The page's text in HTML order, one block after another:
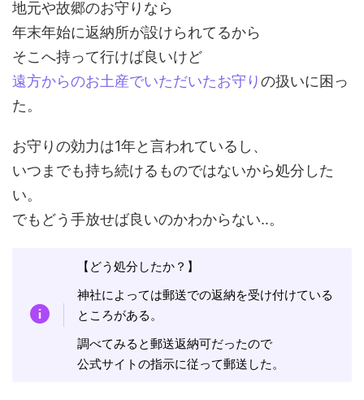
地元や故郷のお守りなら
年末年始に返納所が設けられてるから
そこへ持って行けば良いけど
遠方からのお土産でいただいたお守りの扱いに困っ
た。
お守りの効力は1年と言われているし、
いつまでも持ち続けるものではないから処分した
い。
でもどう手放せば良いのかわからない‥。
【どう処分したか？】
神社によっては郵送での返納を受け付けている
ところがある。
調べてみると郵送返納可だったので
公式サイトの指示に従って郵送した。